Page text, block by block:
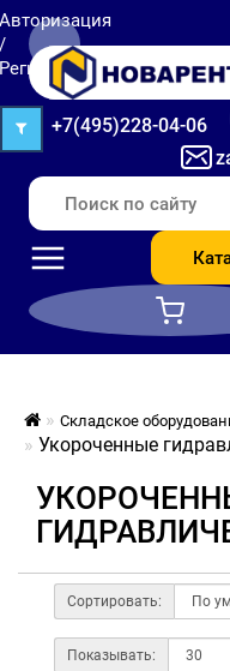
+7(495)228-04-06
Складское
Укороченные
Сортировать:
Показывать: